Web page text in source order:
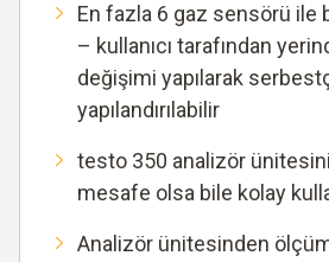
En fazla 6 gaz sensörü ile
– kullanıcı tarafından
değişimi yapılarak
yapılandırılabilir
testo 350 analizör
mesafe olsa bile kolay
Analizör ünitesinden